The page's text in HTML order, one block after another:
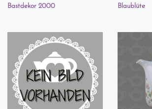
Bastdekor 2000 Blaublüte